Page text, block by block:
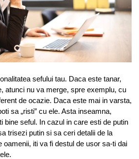
sefului tau. Daca este tanar,
atunci nu va merge, spre exemplu, cu
de ocazie. Daca este mai in varsta,
sa „risti” cu ele. Asta inseamna,
bine seful. In cazul in care esti de putin
trisezi putin si sa ceri detalii de la
oamenii, iti va fi destul de usor sa-ti dai